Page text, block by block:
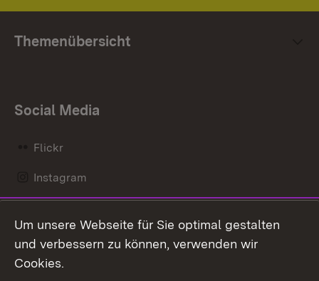
Themenübersicht
Social Media
Flickr
Instagram
Mastodon
Messenger
Um unsere Webseite für Sie optimal gestalten
und verbessern zu können, verwenden wir
Cookies.